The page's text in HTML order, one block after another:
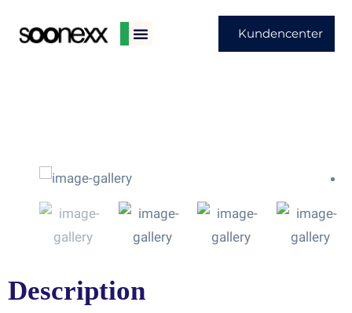
Kundencenter
Description